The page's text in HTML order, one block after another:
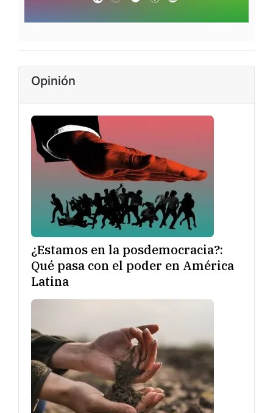
Opinión
¿Estamos en la posdemocracia?:
Qué pasa con el poder en América
Latina